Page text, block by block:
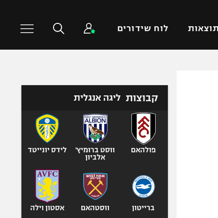
תוצאות לוח שידורים
טניס
כדוריד
כדורעף
שחייה
ג'ודו
אגרוף
ספורט אולימפי
קבוצות ליגה אנגלית
פולהאם
ווסט ברומיץ'
אלביון
לידס יונייטד
ברייטון ווסטהאם אסטון וילה